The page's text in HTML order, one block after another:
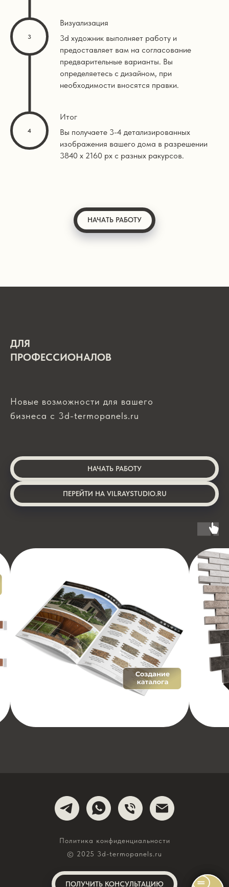
Визуализация
3d художник выполняет работу и
предоставляет вам на согласование
предварительные варианты. Вы
определяетесь с дизайном, при
необходимости вносятся правки.
Итог
Вы получаете 3-4 детализированных
изображения вашего дома в разрешении
3840 х 2160 px с разных ракурсов.
НАЧАТЬ РАБОТУ
ДЛЯ
ПРОФЕССИОНАЛОВ
Новые возможности для вашего
бизнеса с 3d-termopanels.ru
НАЧАТЬ РАБОТУ
ПЕРЕЙТИ НА VILRAYSTUDIO.RU
Политика конфиденциальности
© 2025 3d-termopanels.ru
ПОЛУЧИТЬ КОНСУЛЬТАЦИЮ